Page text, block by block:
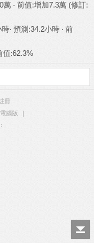
‧ 前值:增加7.3萬 (修訂:
‧ 預測:34.2小時 ‧ 前
值:62.3%
冊
電腦版